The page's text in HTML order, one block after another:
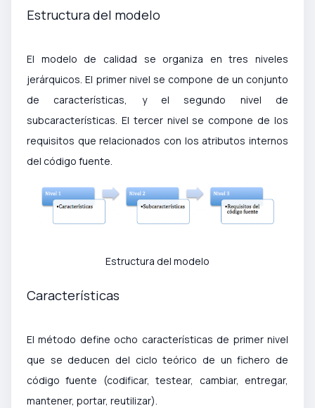
Estructura del modelo
El modelo de calidad se organiza en tres niveles
jerárquicos. El primer nivel se compone de un conjunto
de características, y el segundo nivel de
subcaracterísticas. El tercer nivel se compone de los
requisitos que relacionados con los atributos internos
del código fuente.
Estructura del modelo
Características
El método define ocho características de primer nivel
que se deducen del ciclo teórico de un fichero de
código fuente (codificar, testear, cambiar, entregar,
mantener, portar, reutilizar).